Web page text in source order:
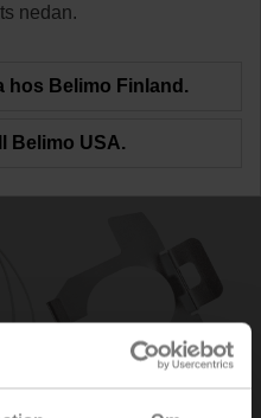
nedan.
hos Belimo Finland.
Belimo USA.